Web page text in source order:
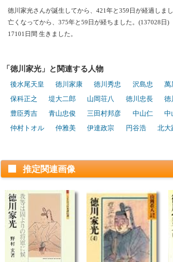
徳川家光さんが誕生してから、421年と359日が経過しま
亡くなってから、375年と59日が経ちました。(137028日)
17101日間 生きました。
「徳川家光」と関連する人物
後水尾天皇 徳川家康 徳川秀忠 沢島忠 萬
保科正之
堤大二郎 山岡荘八 徳川忠長 徳
豊臣秀吉
青山忠俊 三田村邦彦 中山仁 中
仲村トオル
仲雅美 伊達政宗 円谷浩 北大
推定関連画像